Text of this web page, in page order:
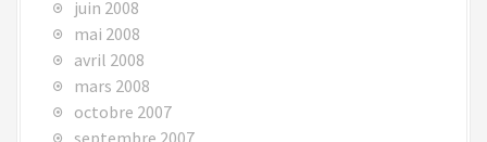
juin 2008
mai 2008
avril 2008
mars 2008
octobre 2007
septembre 2007